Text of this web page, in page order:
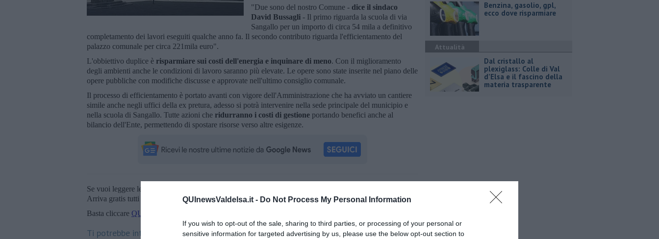
QUInewsValdelsa.it - Do Not Process My Personal Information
If you wish to opt-out of the sale, sharing to third parties, or processing of your personal or
sensitive information for targeted advertising by us, please use the below opt-out section to
"Due sono del nostro Comune - dice il sindaco
David Bussagli - Il primo riguarda la scuola di via
Sangallo per un importo di circa 54 mila a definitivo
completamento dei lavori eseguiti qualche anno fa. Il secondo contributo riguarda l'efficientamento del
palazzo comunale per circa 221mila euro".
L'obbiettivo duplice è risparmiare sui costi dell'energia e inquinare di meno. Con il miglioramento
degli ambienti anche le condizioni di lavoro saranno più elevate. Le opere sono state inserite nel piano delle
opere pubbliche con modifiche discusse e approvate nell'ultimo consiglio comunale.
Il processo di efficientamento è portato avanti con vigore dell'Amministrazione che ha avviato un cantiere
simile anche negli uffici della ex pretura, adesso si potrà intervenire nella sede principale del municipio e
nella scuola di Sangallo. Tutte azioni che ridurranno i costi di gestione portando benefici anche al
bilancio dell'Ente, permettendo di spostare risorse verso altre esigenze.
Se vuoi leggere le notizie principali della Toscana iscriviti alla
Arriva gratis tutti i giorni alle 20:00 direttamente nella tua casella di posta.
Basta cliccare QUI
Ti potrebbe interessare anche:
​Benzina, gasolio, gpl,
ecco dove risparmiare
Attualità
Dal cristallo al
plexiglass: Colle di Val
d’Elsa e il fascino della
materia trasparente